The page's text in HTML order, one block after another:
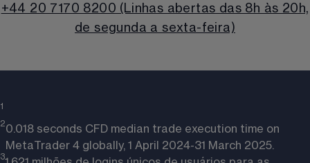
+44 20 7170 8200 (Linhas abertas das 8h às 20h,
de segunda a sexta-feira)
1
20.018 seconds CFD median trade execution time on
MetaTrader 4 globally, 1 April 2024-31 March 2025.
3